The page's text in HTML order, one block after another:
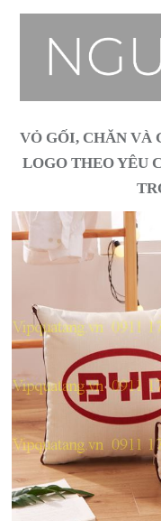
VỎ GỐI, CHĂN VÀ
LOGO THEO YÊU